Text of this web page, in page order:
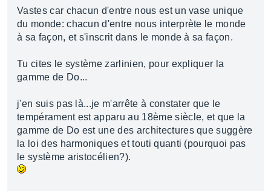
Vastes car chacun d'entre nous est un vase unique
du monde: chacun d'entre nous interprète le monde
à sa façon, et s'inscrit dans le monde à sa façon.
Tu cites le système zarlinien, pour expliquer la
gamme de Do...
j'en suis pas là...je m'arrête à constater que le
tempérament est apparu au 18ème siècle, et que la
gamme de Do est une des architectures que suggère
la loi des harmoniques et touti quanti (pourquoi pas
le système aristocélien?).